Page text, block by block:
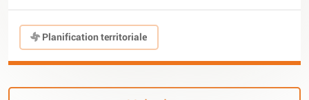
Planification territoriale